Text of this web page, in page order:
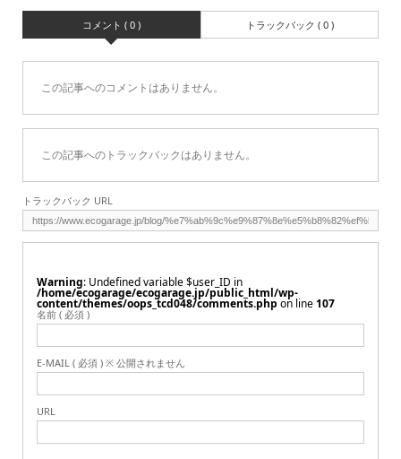
コメント ( 0 ) トラックバック ( 0 )
この記事へのコメントはありません。
この記事へのトラックバックはありません。
トラックバック URL
Warning : Undefined variable $user_ID in
/home/ecogarage/ecogarage.jp/public_html/wp-
content/themes/oops_tcd048/comments.php on line107
名前 ( 必須 )
E-MAIL ( 必須 ) ※ 公開されません
URL